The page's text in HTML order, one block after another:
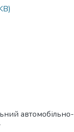
автомобільно-